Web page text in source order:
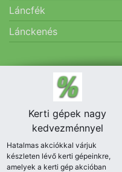
Láncfék
Lánckenés
Kerti gépek nagy
kedvezménnyel
Hatalmas akciókkal várjuk
készleten lévő kerti gépeinkre,
amelyek a kerti gép akcióban